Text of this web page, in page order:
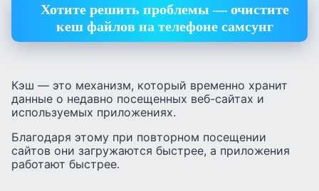
Хотите решить проблемы — очистите
кеш файлов на телефоне самсунг
Кэш — это механизм, который временно хранит
данные о недавно посещенных веб-сайтах и
используемых приложениях.
Благодаря этому при повторном посещении
сайтов они загружаются быстрее, а приложения
работают быстрее.